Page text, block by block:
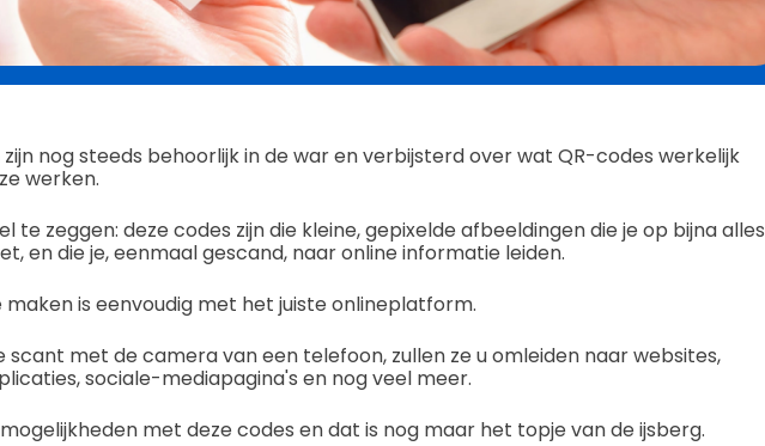
nog steeds behoorlijk in de war en verbijsterd over wat QR-codes werkelijk
werken.
te zeggen: deze codes zijn die kleine, gepixelde afbeeldingen die je op bijna alles
en die je, eenmaal gescand, naar online informatie leiden.
maken is eenvoudig met het juiste onlineplatform.
scant met de camera van een telefoon, zullen ze u omleiden naar websites,
sociale-mediapagina's en nog veel meer.
mogelijkheden met deze codes en dat is nog maar het topje van de ijsberg.